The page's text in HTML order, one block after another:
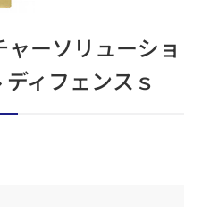
ーソリューショ
ィフェンスｓ